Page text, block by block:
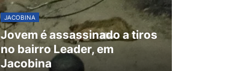
JACOBINA
Jovem é assassinado a tiros
no bairro Leader, em
Jacobina